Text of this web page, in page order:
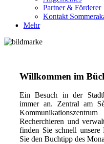
Partner & Förderer
Kontakt
Mehr
Willkommen im
Ein Besuch in der
immer an. Zentral am
Recherchieren und
finden Sie schnell unsere
Sie den Buchtipp des